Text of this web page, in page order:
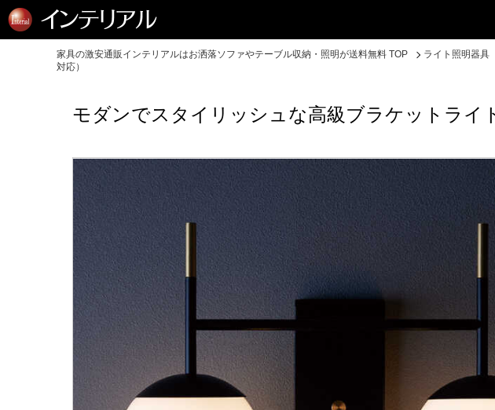
家具の激安通販インテリアルはお洒落ソファやテーブル収納・照明が送料無料 TOP ライト照明器具
対応）
モダンでスタイリッシュな高級ブラケットライ